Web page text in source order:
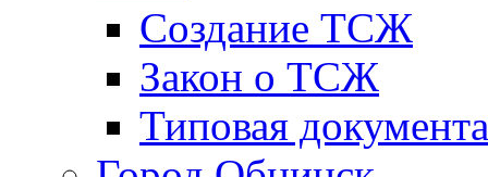
Создание ТСЖ
Закон о ТСЖ
Типовая